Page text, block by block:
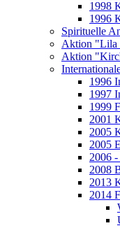
1998
1996
Spirituelle
Aktion "Lila
Aktion
1996
1997
1999
2001
2005
2005
2006
2008
2013
2014